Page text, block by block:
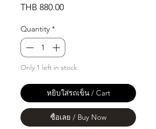
THB 880.00Price
Quantity *
Only 1 left in stock
หยิบใส่รถเข็น / Cart
ซื้อเลย / Buy Now